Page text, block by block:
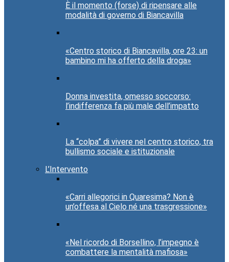
È il momento (forse) di ripensare alle
modalità di governo di Biancavilla
«Centro storico di Biancavilla, ore 23: un
bambino mi ha offerto della droga»
Donna investita, omesso soccorso:
l’indifferenza fa più male dell’impatto
La “colpa” di vivere nel centro storico, tra
bullismo sociale e istituzionale
L’Intervento
«Carri allegorici in Quaresima? Non è
un’offesa al Cielo né una trasgressione»
«Nel ricordo di Borsellino, l’impegno è
combattere la mentalità mafiosa»